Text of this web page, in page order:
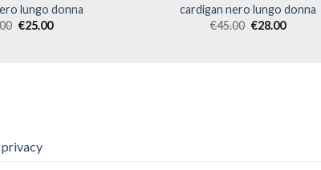
lungo donna
€25.00
cardigan nero lungo donna
€45.00 €28.00